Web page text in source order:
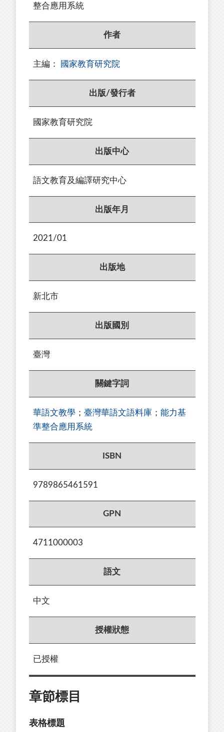
整合應用系統
作者
主編： 國家教育研究院
出版/發行者
國家教育研究院
出版中心
語文教育及編譯研究中心
出版年月
2021/01
出版地
新北市
出版國別
臺灣
關鍵字詞
華語文教學 ； 臺灣華語文語料庫 ； 能力基
準整合應用系統
ISBN
9789865461591
GPN
4711000003
語文
中文
授權狀態
已授權
章節標目
表格標題